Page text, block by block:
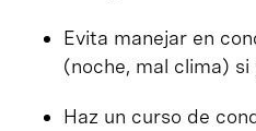
Evita manejar en
(noche, mal clima) si
Haz un curso de